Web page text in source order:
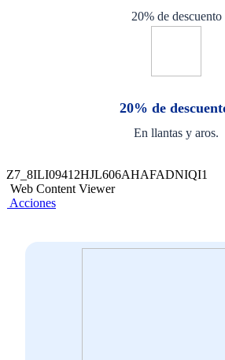
20% de descuento
20% de
En llantas y aros.
Z7_8ILI09412HJL606AHAFADNIQI1
Web Content Viewer
Acciones